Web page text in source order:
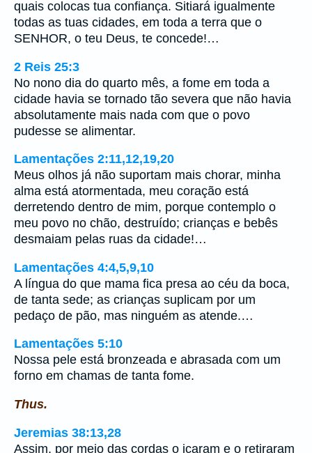
quais colocas tua confiança. Sitiará igualmente
todas as tuas cidades, em toda a terra que o
SENHOR, o teu Deus, te concede!…
2 Reis 25:3
No nono dia do quarto mês, a fome em toda a
cidade havia se tornado tão severa que não havia
absolutamente mais nada com que o povo
pudesse se alimentar.
Lamentações 2:11,12,19,20
Meus olhos já não suportam mais chorar, minha
alma está atormentada, meu coração está
derretendo dentro de mim, porque contemplo o
meu povo no chão, destruído; crianças e bebês
desmaiam pelas ruas da cidade!…
Lamentações 4:4,5,9,10
A língua do que mama fica presa ao céu da boca,
de tanta sede; as crianças suplicam por um
pedaço de pão, mas ninguém as atende.…
Lamentações 5:10
Nossa pele está bronzeada e abrasada com um
forno em chamas de tanta fome.
Thus.
Jeremias 38:13,28
Assim, por meio das cordas o içaram e o retiraram